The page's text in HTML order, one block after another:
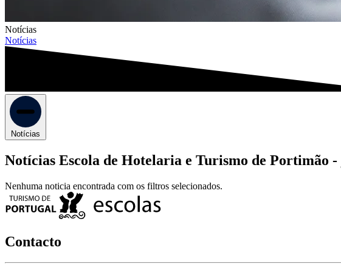
Notícias
Notícias
Notícias
Notícias Escola de Hotelaria e Turismo de Portimão -
Nenhuma noticia encontrada com os filtros selecionados.
Contacto